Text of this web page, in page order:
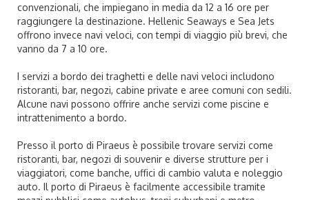
convenzionali, che impiegano in media da 12 a 16 ore per
raggiungere la destinazione. Hellenic Seaways e Sea Jets
offrono invece navi veloci, con tempi di viaggio più brevi, che
vanno da 7 a 10 ore.
I servizi a bordo dei traghetti e delle navi veloci includono
ristoranti, bar, negozi, cabine private e aree comuni con sedili.
Alcune navi possono offrire anche servizi come piscine e
intrattenimento a bordo.
Presso il porto di Piraeus è possibile trovare servizi come
ristoranti, bar, negozi di souvenir e diverse strutture per i
viaggiatori, come banche, uffici di cambio valuta e noleggio
auto. Il porto di Piraeus è facilmente accessibile tramite